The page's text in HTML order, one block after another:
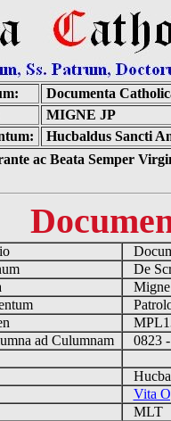
Documenta
MIGNE JP
Hucbaldus Sancti
ac Beata Semper
De
ad Culumnam
0823
Vita
MLT